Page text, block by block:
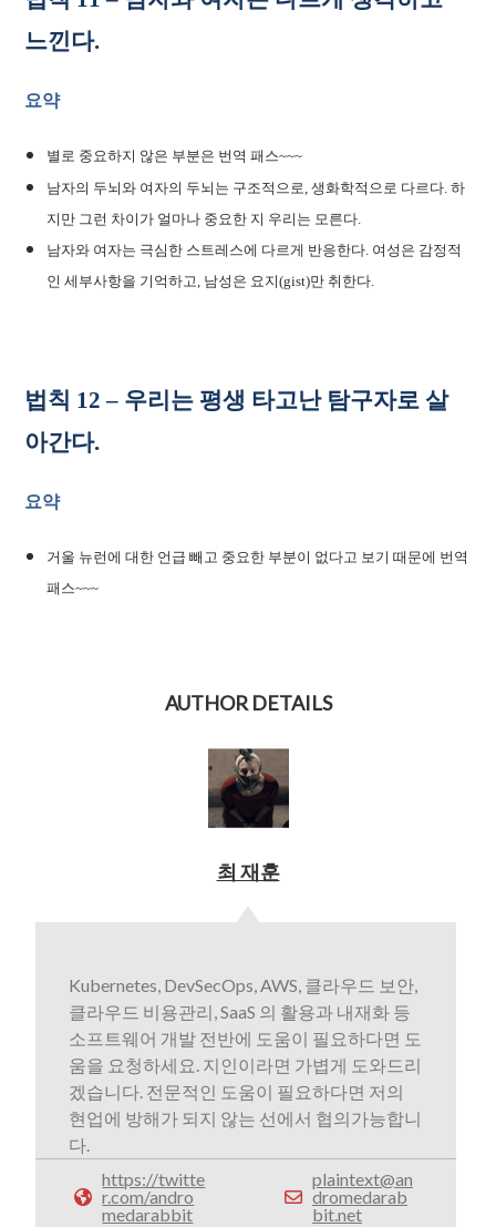
느낀다.
요약
별로 중요하지 않은 부분은 번역 패스~~~
남자의 두뇌와 여자의 두뇌는 구조적으로, 생화학적으로 다르다. 하
지만 그런 차이가 얼마나 중요한 지 우리는 모른다.
남자와 여자는 극심한 스트레스에 다르게 반응한다. 여성은 감정적
인 세부사항을 기억하고, 남성은 요지(gist)만 취한다.
법칙 12 – 우리는 평생 타고난 탐구자로 살
아간다.
요약
거울 뉴런에 대한 언급 빼고 중요한 부분이 없다고 보기 때문에 번역
패스~~~
AUTHOR DETAILS
최 재훈
Kubernetes, DevSecOps, AWS, 클라우드 보안,
클라우드 비용관리, SaaS 의 활용과 내재화 등
소프트웨어 개발 전반에 도움이 필요하다면 도
움을 요청하세요. 지인이라면 가볍게 도와드리
겠습니다. 전문적인 도움이 필요하다면 저의
현업에 방해가 되지 않는 선에서 협의가능합니
다.
https://twitte
r.com/andro
medarabbit
plaintext@an
dromedarab
bit.net